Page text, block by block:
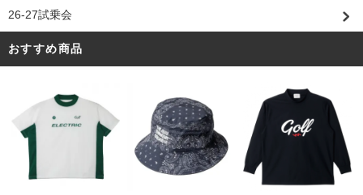
26-27試乗会
おすすめ商品